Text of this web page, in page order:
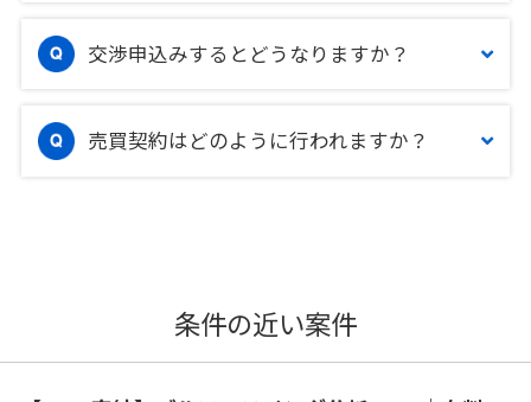
交渉申込みするとどうなりますか？
売買契約はどのように行われますか？
条件の近い案件